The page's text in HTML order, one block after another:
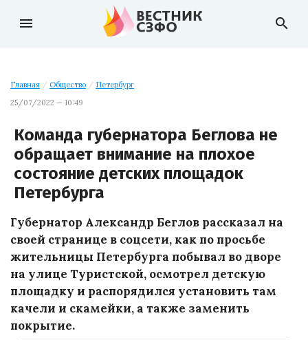
menu search
Главная / Общество / Петербург
25/07/2022 — 10:49
Команда губернатора Беглова не
обращает внимание на плохое
состояние детских площадок
Петербурга
Губернатор Александр Беглов рассказал на
своей странице в соцсети, как по просьбе
жительницы Петербурга побывал во дворе
на улице Туристской, осмотрел детскую
площадку и распорядился установить там
качели и скамейки, а также заменить
покрытие.